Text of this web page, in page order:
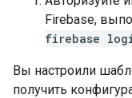
Firebase,
firebase
Вы настроили
получить